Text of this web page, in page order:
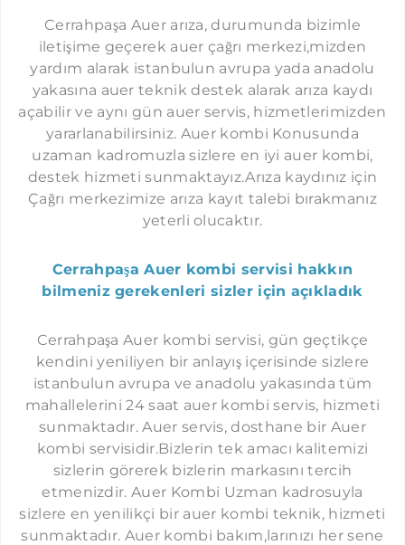
Cerrahpaşa Auer arıza, durumunda bizimle
iletişime geçerek auer çağrı merkezi,mizden
yardım alarak istanbulun avrupa yada anadolu
yakasına auer teknik destek alarak arıza kaydı
açabilir ve aynı gün auer servis, hizmetlerimizden
yararlanabilirsiniz. Auer kombi Konusunda
uzaman kadromuzla sizlere en iyi auer kombi,
destek hizmeti sunmaktayız.Arıza kaydınız için
Çağrı merkezimize arıza kayıt talebi bırakmanız
yeterli olucaktır.
Cerrahpaşa Auer kombi servisi hakkın
bilmeniz gerekenleri sizler için açıkladık
Cerrahpaşa Auer kombi servisi, gün geçtikçe
kendini yeniliyen bir anlayış içerisinde sizlere
istanbulun avrupa ve anadolu yakasında tüm
mahallelerini 24 saat auer kombi servis, hizmeti
sunmaktadır. Auer servis, dosthane bir Auer
kombi servisidir.Bizlerin tek amacı kalitemizi
sizlerin görerek bizlerin markasını tercih
etmenizdir. Auer Kombi Uzman kadrosuyla
sizlere en yenilikçi bir auer kombi teknik, hizmeti
sunmaktadır. Auer kombi bakım,larınızı her sene
KAVAKLI AUER SERVISI
GÜRPINAR AUER SERVISI
SELIMPAŞA AUER SERVISI
KUMBURGAZ AUER SERVISI
GÖKTÜRK AUER SERVISI
KEMERBURGAZ AUER SERVISI
HABIPLER AUER SERVISI
MECIDIYEKÖY AUER SERVISI
ORTAKÖY AUER SERVISI
ETILER AUER SERVISI
YENIBOSNA AUER SERVISI
ŞIRINEVLER AUER SERVISI
LEVENT AUER SERVISI
ÇAĞLAYAN AUER SERVISI
SEFAKÖY AUER SERVISI
İMMERGAS SERVISI İSTANBUL